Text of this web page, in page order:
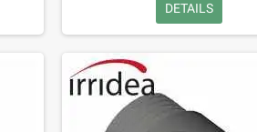
DETAILS